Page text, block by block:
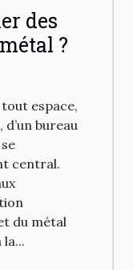
des
?
espace,
d’un bureau
central.
du métal